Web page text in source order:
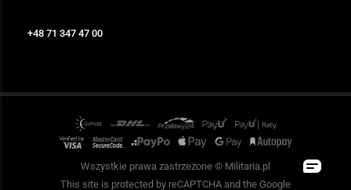
+48 71 347 47 00
Wszystkie prawa zastrzeżone © Militaria.pl
This site is protected by reCAPTCHA and the Google